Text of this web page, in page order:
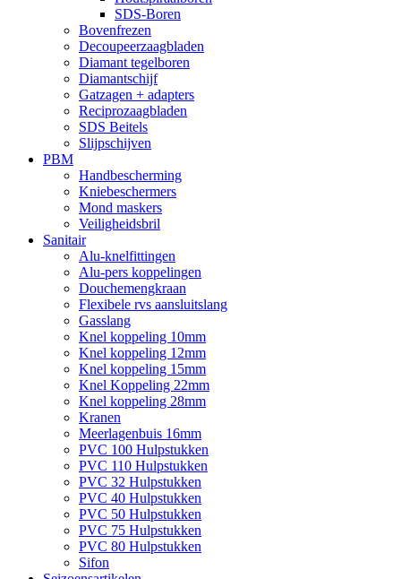
SDS-Boren
Bovenfrezen
Decoupeerzaagbladen
Diamant tegelboren
Diamantschijf
Gatzagen + adapters
Reciprozaagbladen
SDS Beitels
Slijpschijven
PBM
Handbescherming
Kniebeschermers
Mond maskers
Veiligheidsbril
Sanitair
Alu-knelfittingen
Alu-pers koppelingen
Douchemengkraan
Flexibele rvs aansluitslang
Gasslang
Knel koppeling 10mm
Knel koppeling 12mm
Knel koppeling 15mm
Knel Koppeling 22mm
Knel koppeling 28mm
Kranen
Meerlagenbuis 16mm
PVC 100 Hulpstukken
PVC 110 Hulpstukken
PVC 32 Hulpstukken
PVC 40 Hulpstukken
PVC 50 Hulpstukken
PVC 75 Hulpstukken
PVC 80 Hulpstukken
Sifon